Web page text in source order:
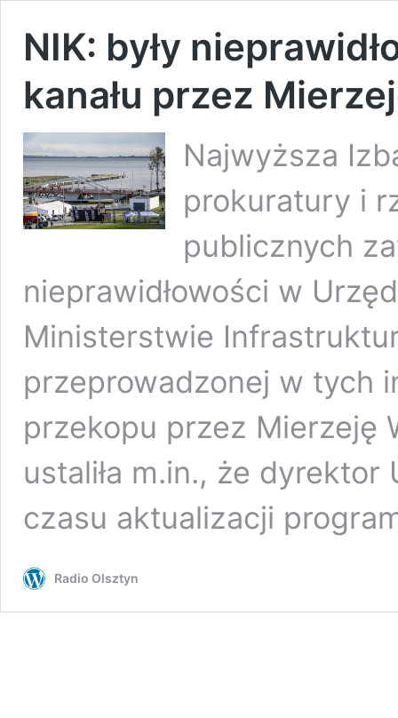
NIK: były
kanału przez
Najwyższa
prokuratury i
publicznych
nieprawidłowości w
Ministerstwie
przeprowadzonej w tych
przekopu przez Mierzeję
ustaliła m.in., że
czasu aktualizacji
Radio Olsztyn